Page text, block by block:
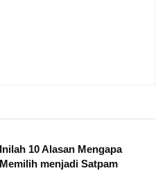
Inilah 10 Alasan Mengapa
Memilih menjadi Satpam